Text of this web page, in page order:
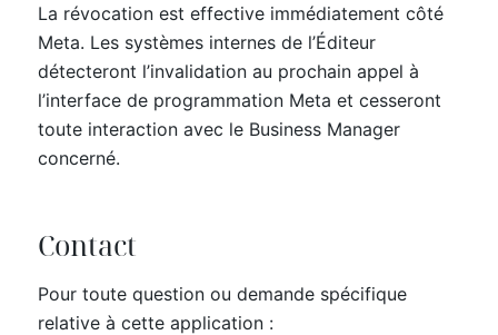
La révocation est effective immédiatement côté
Meta. Les systèmes internes de l’Éditeur
détecteront l’invalidation au prochain appel à
l’interface de programmation Meta et cesseront
toute interaction avec le Business Manager
concerné.
Contact
Pour toute question ou demande spécifique
relative à cette application :